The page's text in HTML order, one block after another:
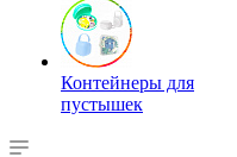
Контейнеры для
пустышек